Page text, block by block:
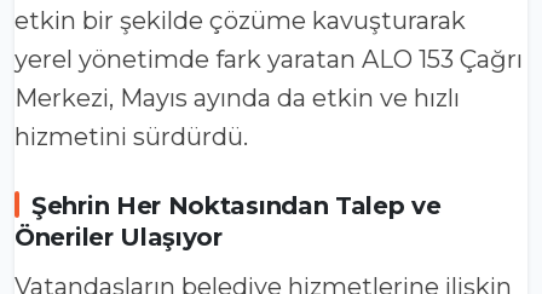
etkin bir şekilde çözüme kavuşturarak
yerel yönetimde fark yaratan ALO 153 Çağrı
Merkezi, Mayıs ayında da etkin ve hızlı
hizmetini sürdürdü.
Şehrin Her Noktasından Talep ve
Öneriler Ulaşıyor
Vatandaşların belediye hizmetlerine ilişkin